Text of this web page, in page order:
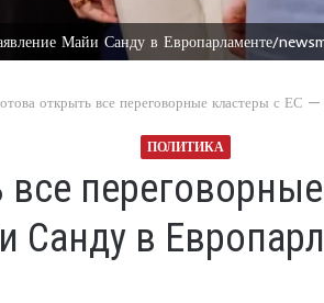
Майи Санду в Европарламенте/
открыть все переговорные кластеры с ЕС
ПОЛИТИКА
Санду в